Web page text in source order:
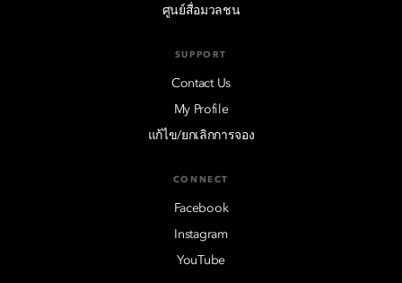
ศูนย์สื่อมวลชน
SUPPORT
Contact Us
My Profile
แก้ไข/ยกเลิกการจอง
CONNECT
Facebook
Instagram
YouTube